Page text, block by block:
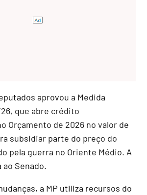
aprovou a Medida
que abre crédito
Orçamento de 2026 no valor de
subsidiar parte do preço do
pela guerra no Oriente Médio. A
ao Senado.
a MP utiliza recursos do